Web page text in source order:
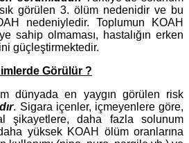
görülen 3. ölüm nedenidir ve bu
nedeniyledir. Toplumun KOAH
sahip olmaması, hastalığın erken
güçleştirmektedir.
Görülür ?
dünyada en yaygın görülen risk
. Sigara içenler, içmeyenlere göre,
şikayetlere, daha fazla solunum
yüksek KOAH ölüm oranlarına